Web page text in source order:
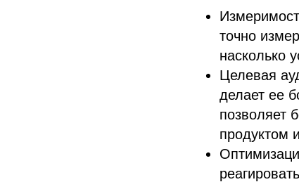
точно
насколько
Целевая
делает ее
позволяет
продуктом